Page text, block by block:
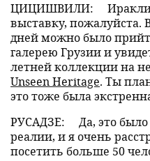
ЦИЦИШВИЛИ:
выставку, пожалуйста.
дней можно было
галерею Грузии и
летней коллекции на
Unseen Heritage. Ты
это тоже была
РУСАДЗЕ:
Да, это
реалии, и я очень
посетить больше 50